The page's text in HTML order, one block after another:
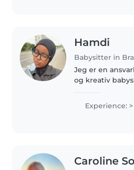
Hamdi
Babysitter in
Jeg er en
og kreativ
børnehave- og
komfortabel
madlavning,
Experience:
Caroline